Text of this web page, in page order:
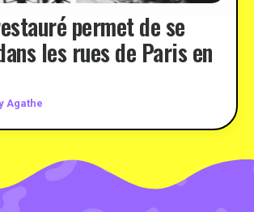
permet de se
les rues de Paris en
Agathe